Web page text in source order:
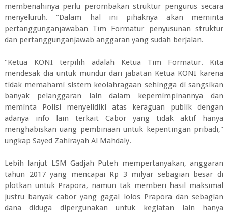
membenahinya perlu perombakan struktur pengurus secara
menyeluruh. "Dalam hal ini pihaknya akan meminta
pertanggunganjawaban Tim Formatur penyusunan struktur
dan pertanggunganjawab anggaran yang sudah berjalan.
"Ketua KONI terpilih adalah Ketua Tim Formatur. Kita
mendesak dia untuk mundur dari jabatan Ketua KONI karena
tidak memahami sistem keolahragaan sehingga di sangsikan
banyak pelanggaran lain dalam kepemimpinannya dan
meminta Polisi menyelidiki atas keraguan publik dengan
adanya info lain terkait Cabor yang tidak aktif hanya
menghabiskan uang pembinaan untuk kepentingan pribadi,"
ungkap Sayed Zahirayah Al Mahdaly.
Lebih lanjut LSM Gadjah Puteh mempertanyakan, anggaran
tahun 2017 yang mencapai Rp 3 milyar sebagian besar di
plotkan untuk Prapora, namun tak memberi hasil maksimal
justru banyak cabor yang gagal lolos Prapora dan sebagian
dana diduga dipergunakan untuk kegiatan lain hanya